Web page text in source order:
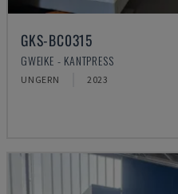
GKS-BC0315
GWEIKE - KANTPRESS
UNGERN 2023